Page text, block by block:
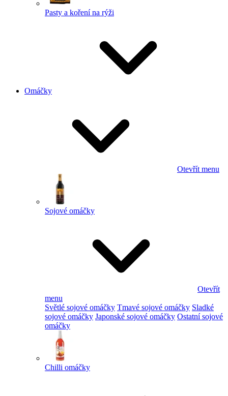
Pasty a koření na rýži
Omáčky
Otevřít menu
Sojové omáčky
Otevřít
menu
Světlé sojové omáčky Tmavé sojové omáčky Sladké
sojové omáčky Japonské sojové omáčky Ostatní sojové
omáčky
Chilli omáčky